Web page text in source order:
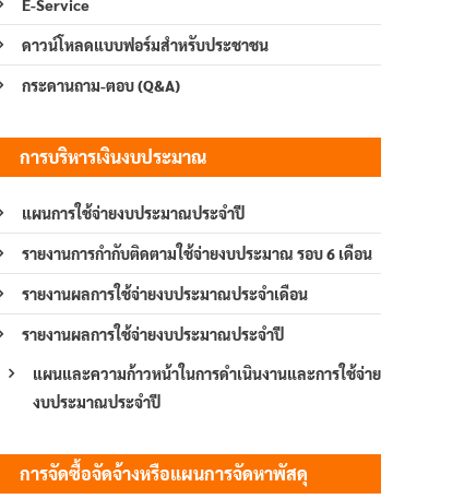
E-Service
ดาวน์โหลดแบบฟอร์มสำหรับประชาชน
กระดานถาม-ตอบ (Q&A)
การบริหารเงินงบประมาณ
แผนการใช้จ่ายงบประมาณประจำปี
รายงานการกำกับติดตามใช้จ่ายงบประมาณ รอบ 6 เดือน
รายงานผลการใช้จ่ายงบประมาณประจำเดือน
รายงานผลการใช้จ่ายงบประมาณประจำปี
แผนและความก้าวหน้าในการดำเนินงานและการใช้จ่าย
งบประมาณประจำปี
การจัดซื้อจัดจ้างหรือแผนการจัดหาพัสดุ